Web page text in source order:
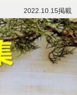
2022.10.15掲載